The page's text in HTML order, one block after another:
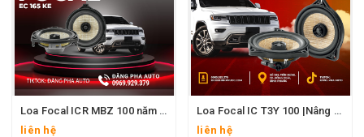
Loa Focal ICR MBZ 100 năm 2024 |Nâng cấp phụ kiện năm 2024
liên hệ
Loa Focal IC T3Y 100 |Nâng cấp phụ kiện năm 2024
liên hệ